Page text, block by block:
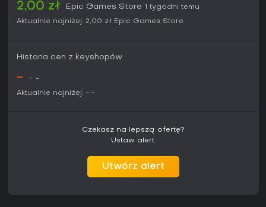
2,00 zł Epic Games Store 1 tygodni temu
Aktualnie najniżej: 2,00 zł Epic Games Store
Historia cen z keyshopów
- - -
Aktualnie najniżej: - -
Czekasz na lepszą ofertę?
Ustaw alert.
Utwórz alert